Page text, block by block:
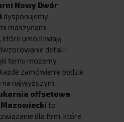
Nowy Dwór
dysponujemy
maszynami
umożliwiają
detali i
temu możemy
zamówienie będzie
na najwyższym
offsetowa
to
dla firm, które